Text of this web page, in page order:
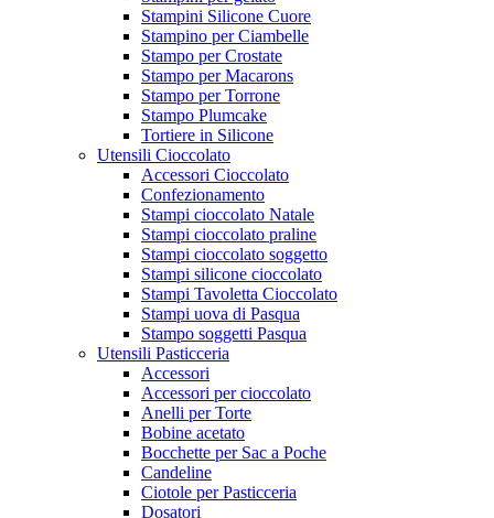
Stampini Silicone Cuore
Stampino per Ciambelle
Stampo per Crostate
Stampo per Macarons
Stampo per Torrone
Stampo Plumcake
Tortiere in Silicone
Utensili Cioccolato
Accessori Cioccolato
Confezionamento
Stampi cioccolato Natale
Stampi cioccolato praline
Stampi cioccolato soggetto
Stampi silicone cioccolato
Stampi Tavoletta Cioccolato
Stampi uova di Pasqua
Stampo soggetti Pasqua
Utensili Pasticceria
Accessori
Accessori per cioccolato
Anelli per Torte
Bobine acetato
Bocchette per Sac a Poche
Candeline
Ciotole per Pasticceria
Dosatori